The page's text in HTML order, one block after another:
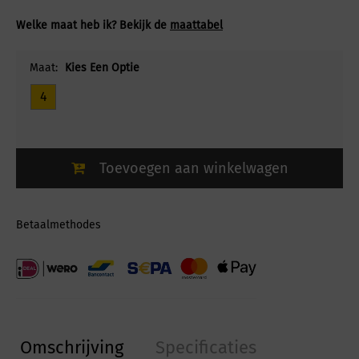
Welke maat heb ik? Bekijk de maattabel
Maat: Kies Een Optie
4
Toevoegen aan winkelwagen
Betaalmethodes
Omschrijving Specificaties